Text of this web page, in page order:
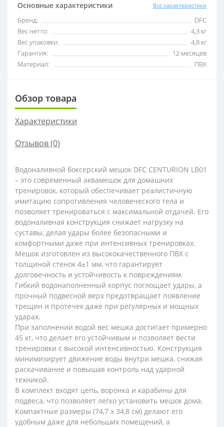
Основные характеристики Все характеристики
Бренд:
DFC
Вес нетто:
4,3 кг
Вес упаковки:
4,8 кг
Гарантия:
12 месяцев
Материал:
ПВХ
Обзор товара
Характеристики
Отзывов (0)
Водоналивной боксерский мешок DFC CENTURION LB01
– это современный аквамешок для домашних
тренировок, который обеспечивает реалистичную
имитацию сопротивления человеческого тела и
позволяет тренироваться с максимальной отдачей. Его
водоналивная конструкция снижает нагрузку на
суставы, делая удары более безопасными и
комфортными даже при интенсивных тренировках.
Мешок изготовлен из высококачественного ПВХ с
толщиной стенок 4±1 мм, что гарантирует
долговечность и устойчивость к повреждениям.
Гибкий водонаполненный корпус поглощает удары, а
прочный подвесной верх предотвращает появление
трещин и протечек даже при регулярных и мощных
ударах.
При заполнении водой вес мешка достигает примерно
45 кг, что делает его устойчивым и позволяет вести
тренировки с высокой интенсивностью. Конструкция
минимизирует движение воды внутри мешка, снижая
раскачивание и повышая контроль над ударной
техникой.
В комплект входят цепь, воронка и карабины для
подвеса, что позволяет легко установить мешок дома.
Компактные размеры (74,7 х 34,8 см) делают его
удобным даже для небольших помещений, а